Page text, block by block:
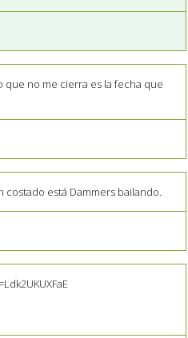
que no me cierra es la fecha que
costado está Dammers bailando.